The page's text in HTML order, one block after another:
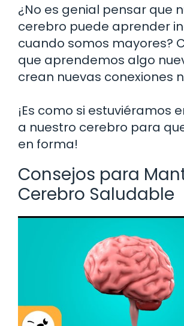
¿No es genial pensar que
cerebro puede aprender
cuando somos mayores?
que aprendemos algo
crean nuevas conexiones
¡Es como si estuviéramos
a nuestro cerebro para
en forma!
Consejos para
Cerebro Saludable